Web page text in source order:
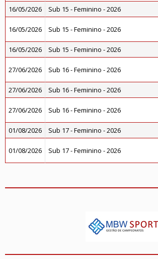
16/05/2026 Sub 15 - Feminino - 2026
16/05/2026 Sub 15 - Feminino - 2026
16/05/2026 Sub 15 - Feminino - 2026
27/06/2026 Sub 16 - Feminino - 2026
27/06/2026 Sub 16 - Feminino - 2026
27/06/2026 Sub 16 - Feminino - 2026
01/08/2026 Sub 17 - Feminino - 2026
01/08/2026 Sub 17 - Feminino - 2026